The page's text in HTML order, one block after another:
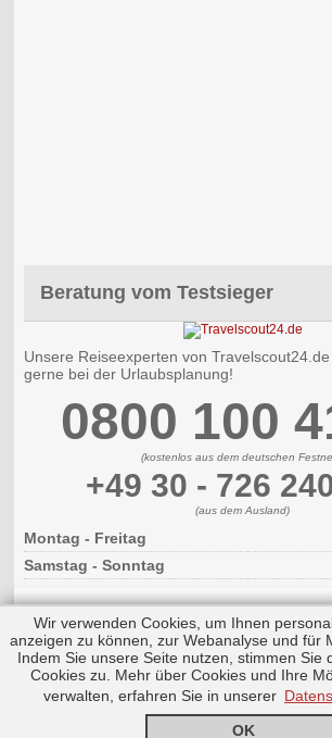
Beratung vom Testsieger
Unsere Reiseexperten von
gerne bei der Urlaubsplanung!
0800 100
(kostenlos aus dem deutschen
+49 30 - 726
(aus dem Ausland)
Montag - Freitag
Samstag - Sonntag
Copyright © 2026 by Triplemind GmbH
Impressum|Datenschutz
Wir verwenden Cookies, um Ihnen
anzeigen zu können, zur Webanalyse und für
Indem Sie unsere Seite nutzen, stimmen Sie
Cookies zu. Mehr über Cookies und Ihre
verwalten, erfahren Sie in unserer
OK